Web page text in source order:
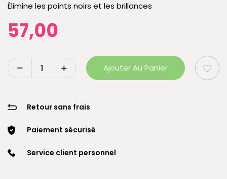
Élimine les points noirs et les brillances
57,00
Ajouter Au Panier
Retour sans frais
Paiement sécurisé
Service client personnel